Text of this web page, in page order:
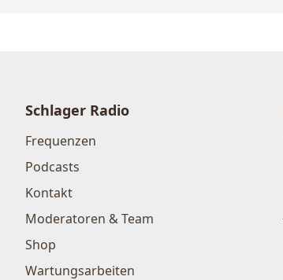
Schlager Radio
Frequenzen
Podcasts
Kontakt
Moderatoren & Team
Shop
Wartungsarbeiten